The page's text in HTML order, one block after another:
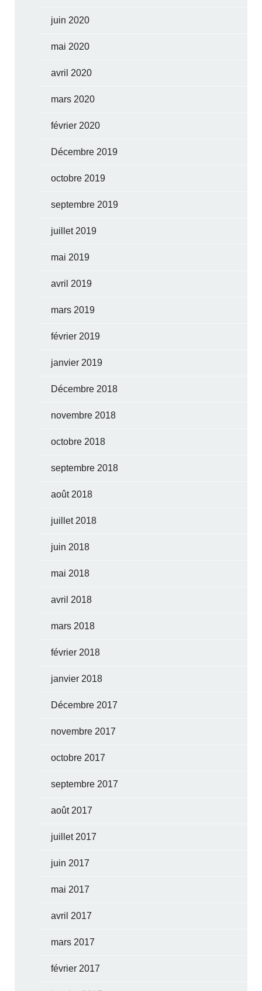
juin 2020
mai 2020
avril 2020
mars 2020
février 2020
Décembre 2019
octobre 2019
septembre 2019
juillet 2019
mai 2019
avril 2019
mars 2019
février 2019
janvier 2019
Décembre 2018
novembre 2018
octobre 2018
septembre 2018
août 2018
juillet 2018
juin 2018
mai 2018
avril 2018
mars 2018
février 2018
janvier 2018
Décembre 2017
novembre 2017
octobre 2017
septembre 2017
août 2017
juillet 2017
juin 2017
mai 2017
avril 2017
mars 2017
février 2017